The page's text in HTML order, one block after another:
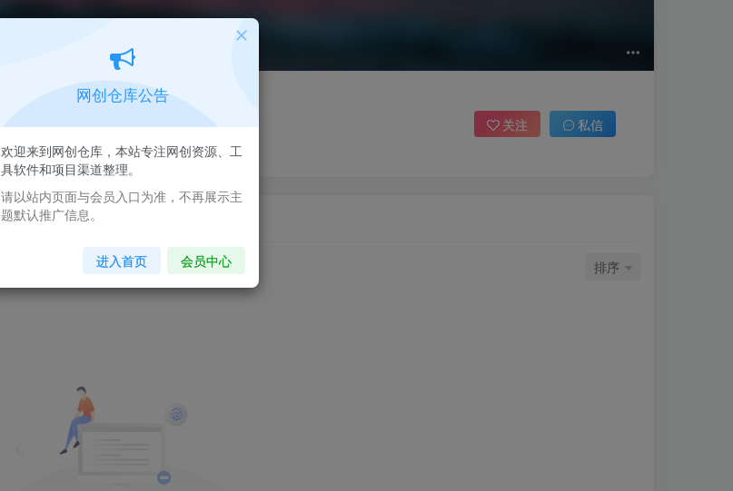
关注 私信
排序
网创仓库公告
欢迎来到网创仓库，本站专注网创资源、工
具软件和项目渠道整理。
请以站内页面与会员入口为准，不再展示主
题默认推广信息。
进入首页 会员中心